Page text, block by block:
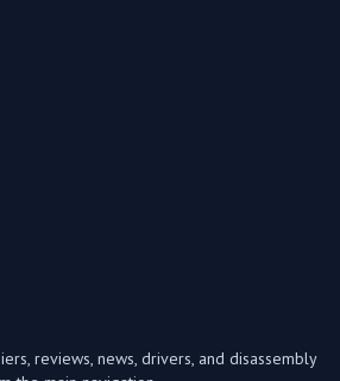
reviews, news, drivers, and disassembly